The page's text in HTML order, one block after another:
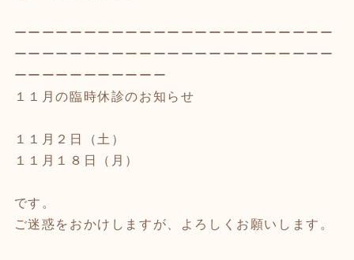
ーーーーーーーーーーーーーーーーーーーーーーー
ーーーーーーーーーーーーーーーーーーーーーーー
ーーーーーーーーーーー
１１月の臨時休診のお知らせ
１１月２日（土）
１１月１８日（月）
です。
ご迷惑をおかけしますが、よろしくお願いします。